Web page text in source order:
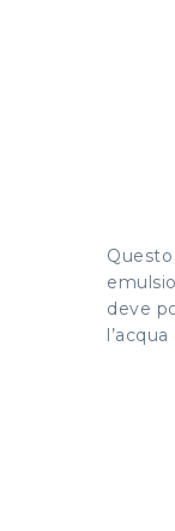
deve